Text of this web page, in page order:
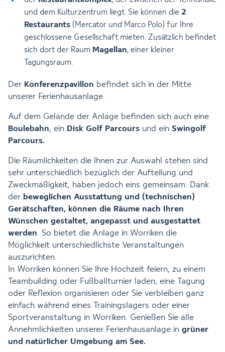
und dem Kulturzentrum liegt. Sie können die 2
Restaurants ( Mercator und Marco Polo) für Ihre
geschlossene Gesellschaft mieten. Zusätzlich befindet
sich dort der Raum Magellan, einer kleiner
Tagungsraum.
Der Konferenzpavillon befindet sich in der Mitte
unserer Ferienhausanlage.
Auf dem Gelände der Anlage befinden sich auch eine
Boulebahn, ein Disk Golf Parcours und ein Swingolf
Parcours.
Die Räumlichkeiten die Ihnen zur Auswahl stehen sind
sehr unterschiedlich bezüglich der Aufteilung und
Zweckmäßigkeit, haben jedoch eins gemeinsam: Dank
der beweglichen Ausstattung und (technischen)
Gerätschaften, können die Räume nach Ihren
Wünschen gestaltet, angepasst und ausgestattet
werden. So bietet die Anlage in Worriken die
Möglichkeit unterschiedlichste Veranstaltungen
auszurichten.
In Worriken können Sie Ihre Hochzeit feiern, zu einem
Teambuilding oder Fußballturnier laden, eine Tagung
oder Reflexion organisieren oder Sie verbleiben ganz
einfach während eines Trainingslagers oder einer
Sportveranstaltung in Worriken. Genießen Sie alle
Annehmlichkeiten unserer Ferienhausanlage in grüner
und natürlicher Umgebung am See.